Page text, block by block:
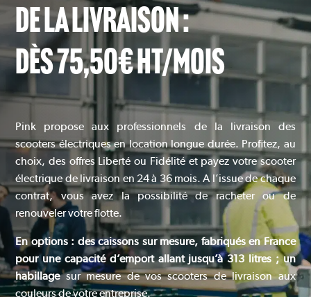
DE LA LIVRAISON :
DÈS 75,50€ HT/MOIS
Pink propose aux professionnels de la livraison des
scooters électriques en location longue durée. Profitez, au
choix, des offres Liberté ou Fidélité et payez votre scooter
électrique de livraison en 24 à 36 mois. A l’issue de chaque
contrat, vous avez la possibilité de racheter ou de
renouveler votre flotte.
En options : des caissons sur mesure, fabriqués en France
pour une capacité d’emport allant jusqu’à 313 litres ; un
habillagesur mesure de vos scooters de livraison aux
couleurs de votre entreprise.